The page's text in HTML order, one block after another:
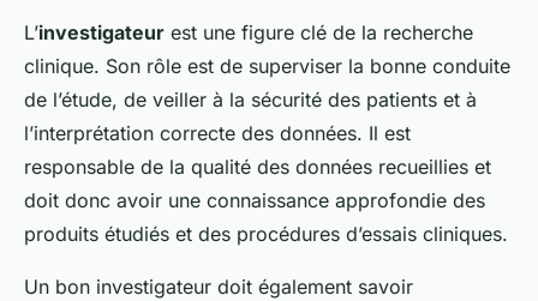
L’investigateur est une figure clé de la recherche
clinique. Son rôle est de superviser la bonne conduite
de l’étude, de veiller à la sécurité des patients et à
l’interprétation correcte des données. Il est
responsable de la qualité des données recueillies et
doit donc avoir une connaissance approfondie des
produits étudiés et des procédures d’essais cliniques.
Un bon investigateur doit également savoir